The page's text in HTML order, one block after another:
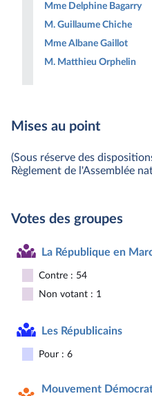
Mme Delphine Bagarry
M. Guillaume Chiche
Mme Albane Gaillot
M. Matthieu Orphelin
Mises au point
(Sous réserve des
Règlement de l'Assemblée
Votes des groupes
La République en
Contre : 54
Non votant : 1
Les Républicains
Pour : 6
Mouvement